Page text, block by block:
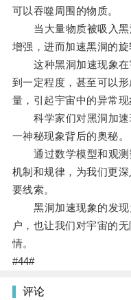
可以吞噬周围的物质。
当大量物质被吸入黑
增强，进而加速黑洞的旋
这种黑洞加速现象在
到一定程度，甚至可以
量，引起宇宙中的异常现
科学家们对黑洞加速
一神秘现象背后的奥秘。
通过数学模型和观测
机制和规律，为我们更
要线索。
黑洞加速现象的发现
户，也让我们对宇宙的
情。
#44#
评论